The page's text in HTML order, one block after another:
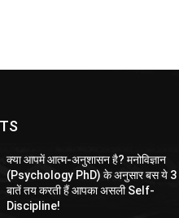
क्या आपमें आत्म-अनुशासन है? मनोविज्ञान
(Psychology PhD) के अनुसार बस ये 3
बातें तय करती हैं आपका असली Self-
Discipline!